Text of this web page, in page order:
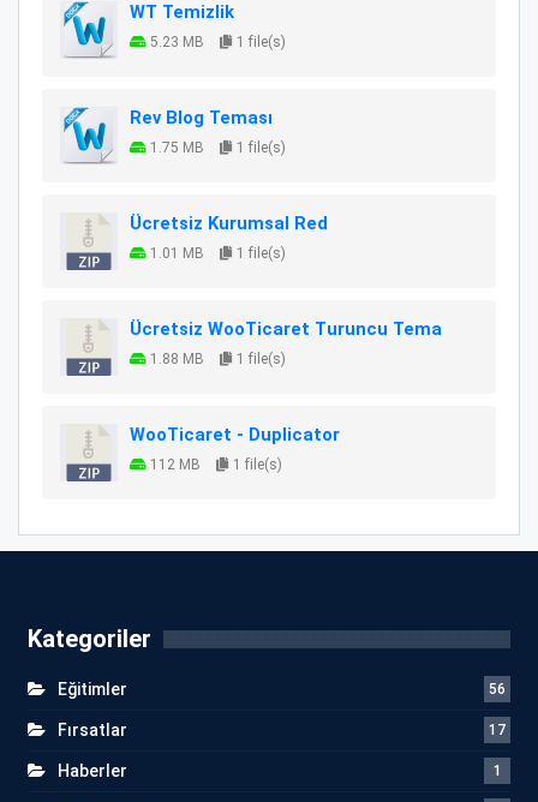
WT Temizlik
5.23 MB 1 file(s)
Rev Blog Teması
1.75 MB 1 file(s)
Ücretsiz Kurumsal Red
1.01 MB 1 file(s)
Ücretsiz WooTicaret Turuncu Tema
1.88 MB 1 file(s)
WooTicaret - Duplicator
112 MB 1 file(s)
Kategoriler
Eğitimler 56
Fırsatlar 17
Haberler 1